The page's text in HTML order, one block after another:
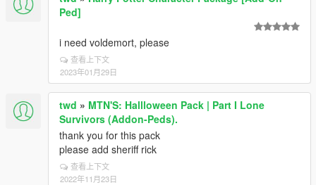
Ped]
i need voldemort, please
查看上下文
2023年01月29日
twd » MTN'S: Hallloween Pack | Part I Lone
Survivors (Addon-Peds).
thank you for this pack
please add sheriff rick
查看上下文
2022年11月23日